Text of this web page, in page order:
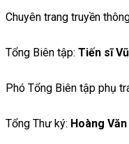
Chuyên trang truyền
Tổng Biên tập: Tiến sĩ
Phó Tổng Biên tập phụ
Tổng Thư ký: Hoàng